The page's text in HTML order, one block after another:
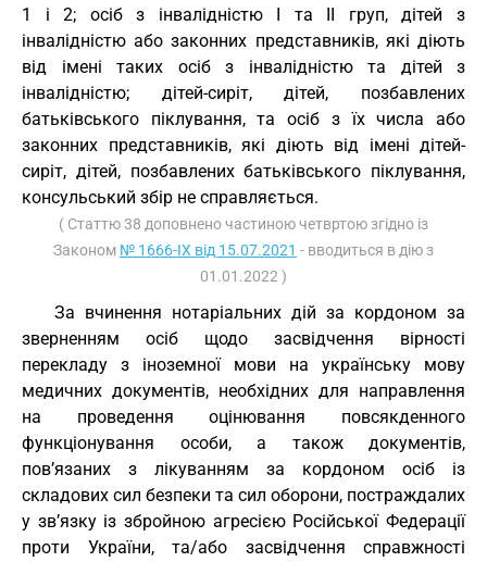
1 і 2; осіб з інвалідністю I та II груп, дітей з
інвалідністю або законних представників, які діють
від імені таких осіб з інвалідністю та дітей з
інвалідністю; дітей-сиріт, дітей, позбавлених
батьківського піклування, та осіб з їх числа або
законних представників, які діють від імені дітей-
сиріт, дітей, позбавлених батьківського піклування,
консульський збір не справляється.
( Статтю 38 доповнено частиною четвртою згідно із
Законом № 1666-IX від 15.07.2021 - вводиться в дію з
01.01.2022 )
За вчинення нотаріальних дій за кордоном за
зверненням осіб щодо засвідчення вірності
перекладу з іноземної мови на українську мову
медичних документів, необхідних для направлення
на проведення оцінювання повсякденного
функціонування особи, а також документів,
пов’язаних з лікуванням за кордоном осіб із
складових сил безпеки та сил оборони, постраждалих
у зв’язку із збройною агресією Російської Федерації
проти України, та/або засвідчення справжності